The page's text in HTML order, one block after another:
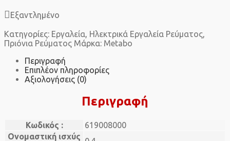
Εξαντλημένο
Κατηγορίες: Εργαλεία, Ηλεκτρικά Εργαλεία Ρεύματος,
Πριόνια Ρεύματος Μάρκα: Metabo
Περιγραφή
Επιπλέον πληροφορίες
Αξιολογήσεις (0)
Περιγραφή
Κωδικός :
619008000
Ονομαστική ισχύς